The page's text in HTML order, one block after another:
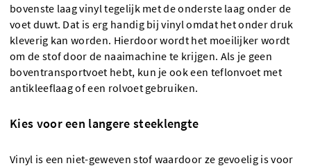
bovenste laag vinyl tegelijk met de onderste laag onder de
voet duwt. Dat is erg handig bij vinyl omdat het onder druk
kleverig kan worden. Hierdoor wordt het moeilijker wordt
om de stof door de naaimachine te krijgen. Als je geen
boventransportvoet hebt, kun je ook een teflonvoet met
antikleeflaag of een rolvoet gebruiken.
Kies voor een langere steeklengte
Vinyl is een niet-geweven stof waardoor ze gevoelig is voor